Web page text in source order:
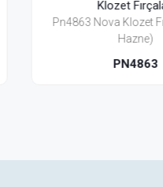
Klozet
Pnm4883 Nova